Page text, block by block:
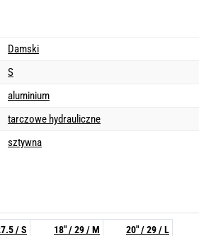
Damski
S
aluminium
tarczowe hydrauliczne
sztywna
/ S 18" / 29 / M
20" / 29 / L